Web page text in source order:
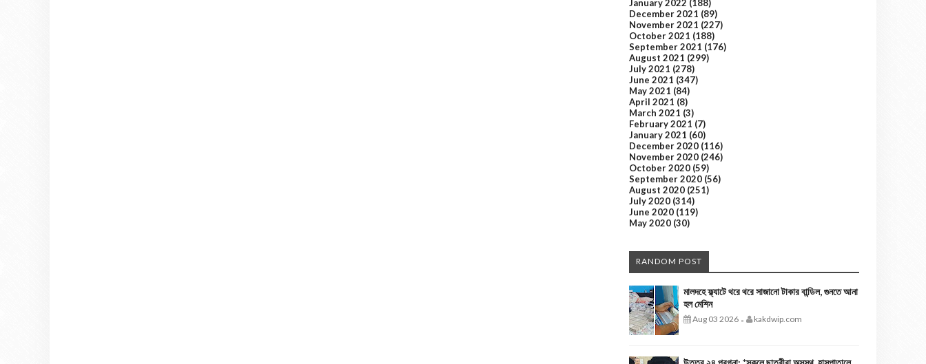
January 2022 (188)
December 2021 (89)
November 2021 (227)
October 2021 (188)
September 2021 (176)
August 2021 (299)
July 2021 (278)
June 2021 (347)
May 2021 (84)
April 2021 (8)
March 2021 (3)
February 2021 (7)
January 2021 (60)
December 2020 (116)
November 2020 (246)
October 2020 (59)
September 2020 (56)
August 2020 (251)
July 2020 (314)
June 2020 (119)
May 2020 (30)
RANDOM POST
মালদহে ফ্ল্যাটে থরে থরে সাজানো টাকার বান্ডিল, গুনতে আনা
হল মেশিন
Aug 03 2026 - kakdwip.com